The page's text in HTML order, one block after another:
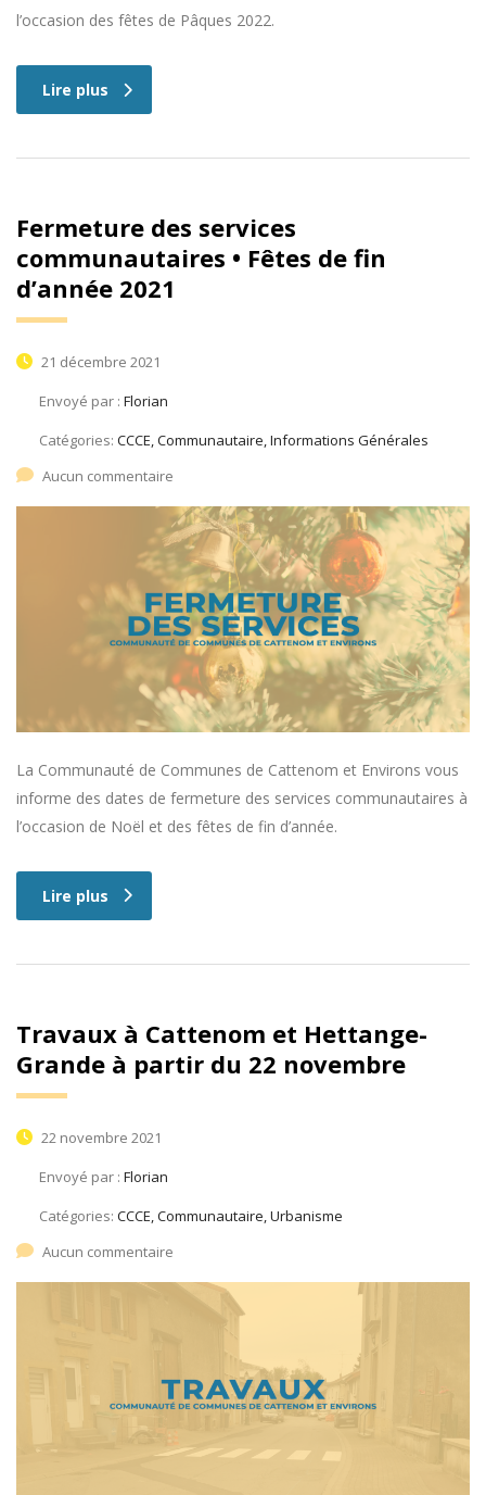
l’occasion des fêtes de Pâques 2022.
Lire plus
Fermeture des services
communautaires • Fêtes de fin
d’année 2021
21 décembre 2021
Envoyé par : Florian
Catégories: CCCE, Communautaire, Informations Générales
Aucun commentaire
La Communauté de Communes de Cattenom et Environs vous
informe des dates de fermeture des services communautaires à
l’occasion de Noël et des fêtes de fin d’année.
Lire plus
Travaux à Cattenom et Hettange-
Grande à partir du 22 novembre
22 novembre 2021
Envoyé par : Florian
Catégories: CCCE, Communautaire, Urbanisme
Aucun commentaire